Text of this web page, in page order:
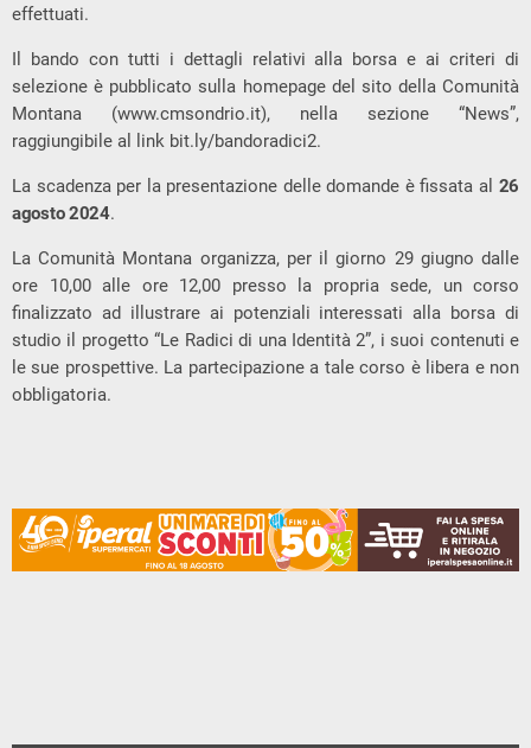
effettuati.
Il bando con tutti i dettagli relativi alla borsa e ai criteri di
selezione è pubblicato sulla homepage del sito della Comunità
Montana (www.cmsondrio.it), nella sezione “News”,
raggiungibile al link bit.ly/bandoradici2.
La scadenza per la presentazione delle domande è fissata al 26
agosto 2024.
La Comunità Montana organizza, per il giorno 29 giugno dalle
ore 10,00 alle ore 12,00 presso la propria sede, un corso
finalizzato ad illustrare ai potenziali interessati alla borsa di
studio il progetto “Le Radici di una Identità 2”, i suoi contenuti e
le sue prospettive. La partecipazione a tale corso è libera e non
obbligatoria.